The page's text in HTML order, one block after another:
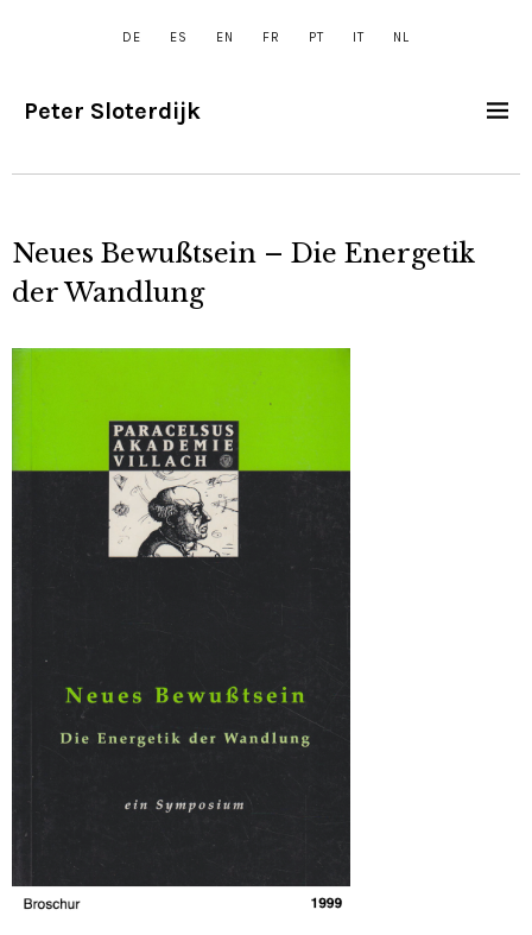
DE ES EN FR PT IT NL
Peter Sloterdijk
Neues Bewußtsein – Die Energetik
der Wandlung